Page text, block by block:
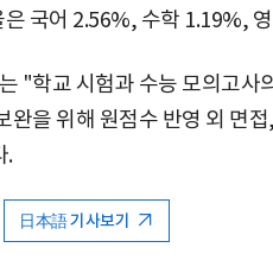
국어 2.56%, 수학 1.19%,
"학교 시험과 수능 모의고사
완을 위해 원점수 반영 외 면
.
日本語 기사보기